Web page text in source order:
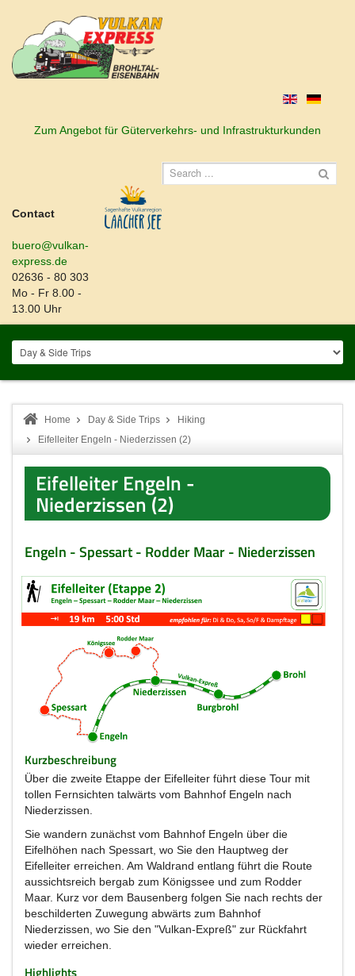
Zum Angebot für Güterverkehrs- und Infrastrukturkunden
Contact
buero@vulkan-
express.de
02636 - 80 303
Mo - Fr 8.00 -
13.00 Uhr
Home Day & Side Trips
Hiking
Eifelleiter Engeln - Niederzissen (2)
Eifelleiter Engeln -
Niederzissen (2)
Engeln - Spessart - Rodder Maar - Niederzissen
Kurzbeschreibung
Über die zweite Etappe der Eifelleiter führt diese Tour mit
tollen Fernsichten talwärts vom Bahnhof Engeln nach
Niederzissen.
Sie wandern zunächst vom Bahnhof Engeln über die
Eifelhöhen nach Spessart, wo Sie den Hauptweg der
Eifelleiter erreichen. Am Waldrand entlang führt die Route
aussichtsreich bergab zum Königssee und zum Rodder
Maar. Kurz vor dem Bausenberg folgen Sie nach rechts der
beschilderten Zuwegung abwärts zum Bahnhof
Niederzissen, wo Sie den "Vulkan-Expreß" zur Rückfahrt
wieder erreichen.
Highlights